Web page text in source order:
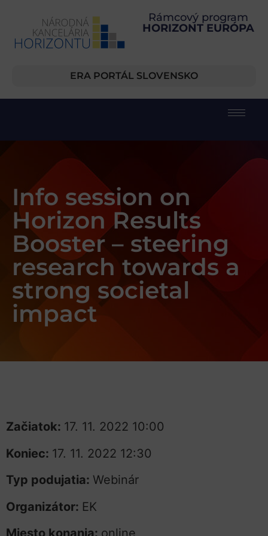
Rámcový program
HORIZONT EURÓPA
ERA PORTÁL SLOVENSKO
Info session on
Horizon Results
Booster – steering
research towards a
strong societal
impact
Začiatok: 17. 11. 2022 10:00
Koniec: 17. 11. 2022 12:30
Typ podujatia: Webinár
Organizátor: EK
Miesto konania: online